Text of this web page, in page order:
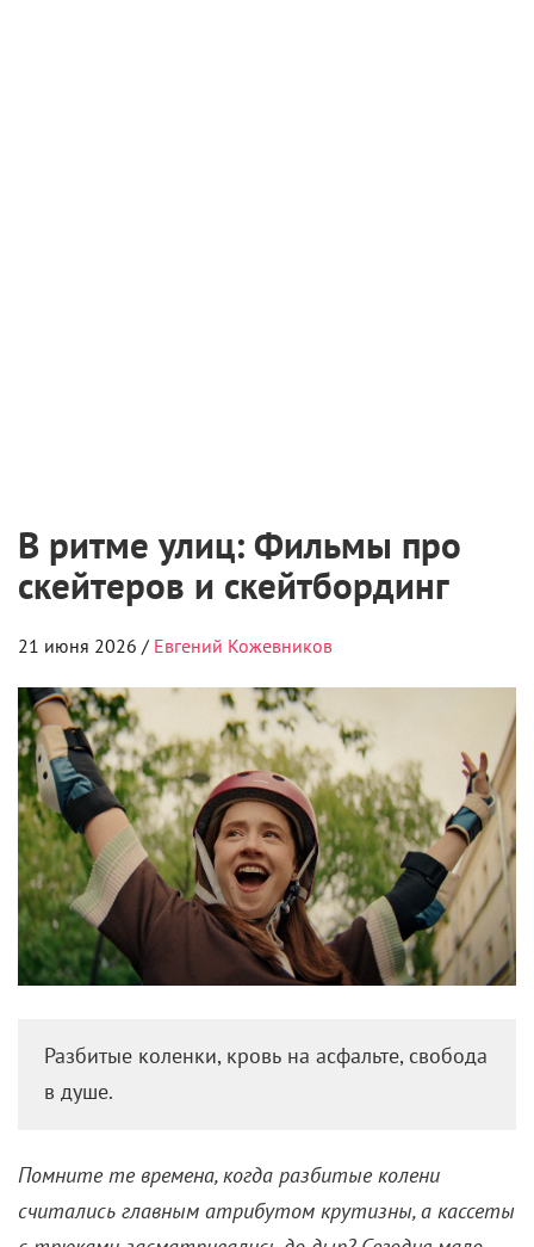
скейтеров и скейтбординг
21 июня 2026 /Евгений Кожевников
с трюками засматривались до дыр? Сегодня мало
что изменилось. Скейт-культура все так же манит